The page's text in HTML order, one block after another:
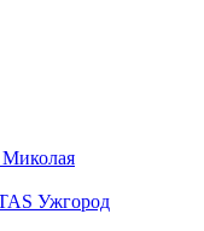
Миколая
Ужгород